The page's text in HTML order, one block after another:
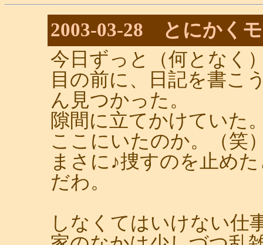
2003-03-28 とにかく
今日ずっと（何となく
目の前に、日記を書こ
ん見つかった。
隙間に立てかけていた
ここにいたのか。（笑
まさに♪捜すのを止め
だわ。
しなくてはいけない仕